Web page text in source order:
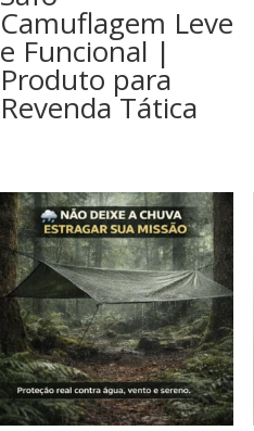
Camuflagem Leve
e Funcional |
Produto para
Revenda Tática